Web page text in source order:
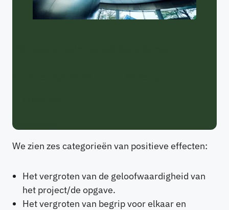
Lees verder
We zien zes categorieën van positieve effecten:
Het vergroten van de geloofwaardigheid van
het project/de opgave.
Het vergroten van begrip voor elkaar en